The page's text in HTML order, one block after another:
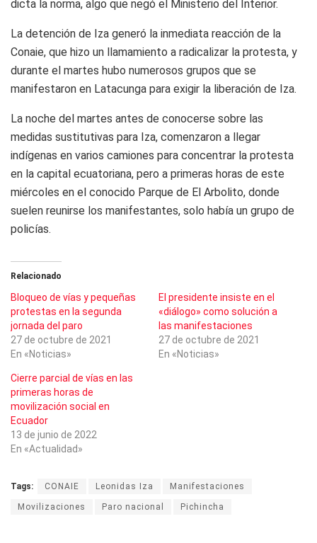
dicta la norma, algo que negó el Ministerio del Interior.
La detención de Iza generó la inmediata reacción de la
Conaie, que hizo un llamamiento a radicalizar la protesta, y
durante el martes hubo numerosos grupos que se
manifestaron en Latacunga para exigir la liberación de Iza.
La noche del martes antes de conocerse sobre las
medidas sustitutivas para Iza, comenzaron a llegar
indígenas en varios camiones para concentrar la protesta
en la capital ecuatoriana, pero a primeras horas de este
miércoles en el conocido Parque de El Arbolito, donde
suelen reunirse los manifestantes, solo había un grupo de
policías.
Relacionado
Bloqueo de vías y pequeñas
protestas en la segunda
jornada del paro
27 de octubre de 2021
En «Noticias»
El presidente insiste en el
«diálogo» como solución a
las manifestaciones
27 de octubre de 2021
En «Noticias»
Cierre parcial de vías en las
primeras horas de
movilización social en
Ecuador
13 de junio de 2022
En «Actualidad»
Tags: CONAIE Leonidas Iza Manifestaciones
Movilizaciones Paro nacional Pichincha